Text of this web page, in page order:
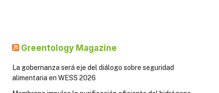
Greentology Magazine
La gobernanza será eje del diálogo sobre seguridad
alimentaria en WESS 2026